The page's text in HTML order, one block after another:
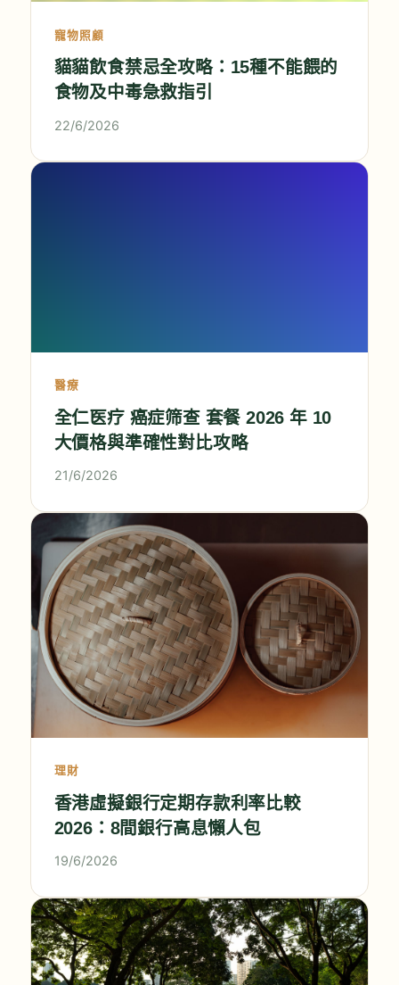
寵物照顧
貓貓飲食禁忌全攻略：15種不能餵的
食物及中毒急救指引
22/6/2026
醫療
全仁医疗 癌症筛查 套餐 2026 年 10
大價格與準確性對比攻略
21/6/2026
理財
香港虛擬銀行定期存款利率比較
2026：8間銀行高息懶人包
19/6/2026